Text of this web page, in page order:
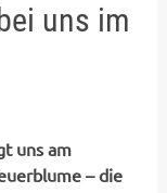
uns im
uns am
– die